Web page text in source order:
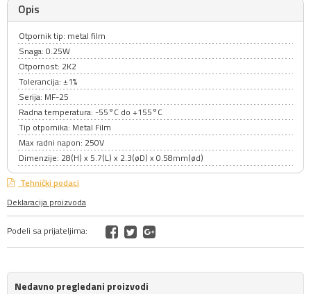
Opis
Otpornik tip: metal film
Snaga: 0.25W
Otpornost: 2K2
Tolerancija: ±1%
Serija: MF-25
Radna temperatura: -55°C do +155°C
Tip otpornika: Metal Film
Max radni napon: 250V
Dimenzije: 28(H) x 5.7(L) x 2.3(øD) x 0.58mm(ød)
Tehnički podaci
Deklaracija proizvoda
Podeli sa prijateljima:
Nedavno pregledani proizvodi